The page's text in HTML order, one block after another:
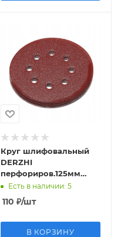
Круг шлифовальный
DERZHI
перфориров.125мм
Р240 8873811
Есть в наличии: 5
110 ₽/шт
В КОРЗИНУ